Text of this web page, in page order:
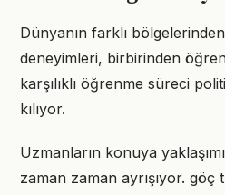
Dünyanın farklı
deneyimleri, birbirinden
karşılıklı öğrenme süreci
kılıyor.
Uzmanların konuya
zaman zaman ayrışıyor. göç